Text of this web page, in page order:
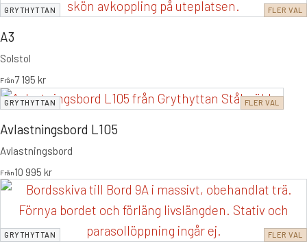
GRYTHYTTAN FLER VAL
A3
Solstol
Från7 195 kr
GRYTHYTTAN FLER VAL
Avlastningsbord L105
Avlastningsbord
Från10 995 kr
GRYTHYTTAN FLER VAL